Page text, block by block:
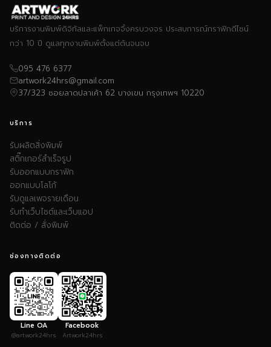
บริการงานพิมพ์ดิจิทัลและแพ็กเกจจิ้งครบวงจร ประสบการณ์กราฟิกดีไซน์
กว่า 10 ปี ดูแลทุกงานพิมพ์ตั้งแต่ต้นจนจบ
095 476 6377
artwork24hrs@gmail.com
37/323 ซอยลาดปลาเค้า 62 บางเขน กรุงเทพฯ 10220
บริการ
รับผลิตสิ่งพิมพ์
สติ๊กเกอร์สำเร็จรูป
รับออกแบบกราฟิก
ออกแบบโลโก้
รับดูแลเพจรายเดือน
รับทำเว็บไซต์และเว็บแอป
ติดต่อ / สั่งพิมพ์
ช่องทางติดต่อ
Line OA
@artwork24hrs
Facebook
Artwork24hrs